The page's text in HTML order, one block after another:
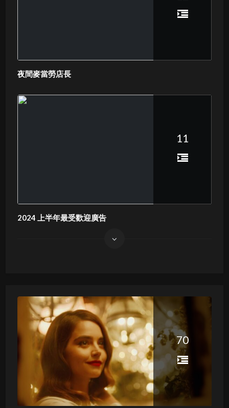
夜間麥當勞店長
11
2024 上半年最受歡迎廣告
70